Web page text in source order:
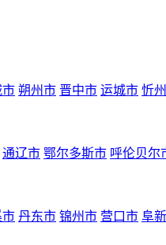
市 朔州市 晋中市 运城市 忻
通辽市 鄂尔多斯市 呼伦贝尔
市 丹东市 锦州市 营口市 阜